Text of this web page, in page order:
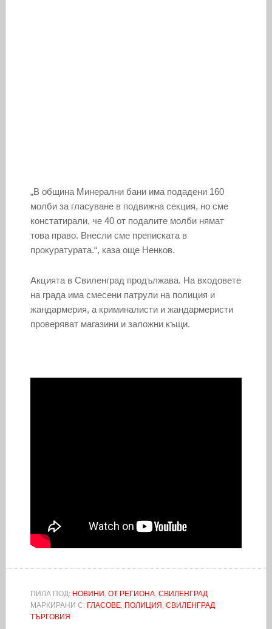
„В община Минерални бани има подадени 160
молби за гласуване в подвижна секция, но сме
констатирали, че 40 от подалите молби нямат
това право. Внесли сме преписката в
прокуратурата.“, каза още Ненков.
Акцията в Свиленград продължава. На входовете
на града има смесени патрули на полиция и
жандармерия, а криминалисти и жандармеристи
проверяват магазини и заложни къщи.
ПИЛА ПОД: НОВИНИ , ОТ РЕГИОНА, СВИЛЕНГРАД
МАРКИРАНИ С: ГЛАСОВЕ, ПОЛИЦИЯ , СВИЛЕНГРАД,
ТЪРГОВИЯ